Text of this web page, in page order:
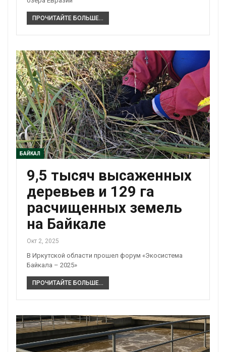
ПРОЧИТАЙТЕ БОЛЬШЕ...
БАЙКАЛ
9,5 тысяч высаженных
деревьев и 129 га
расчищенных земель
на Байкале
Окт 2, 2025
В Иркутской области прошел форум «Экосистема
Байкала – 2025»
ПРОЧИТАЙТЕ БОЛЬШЕ...